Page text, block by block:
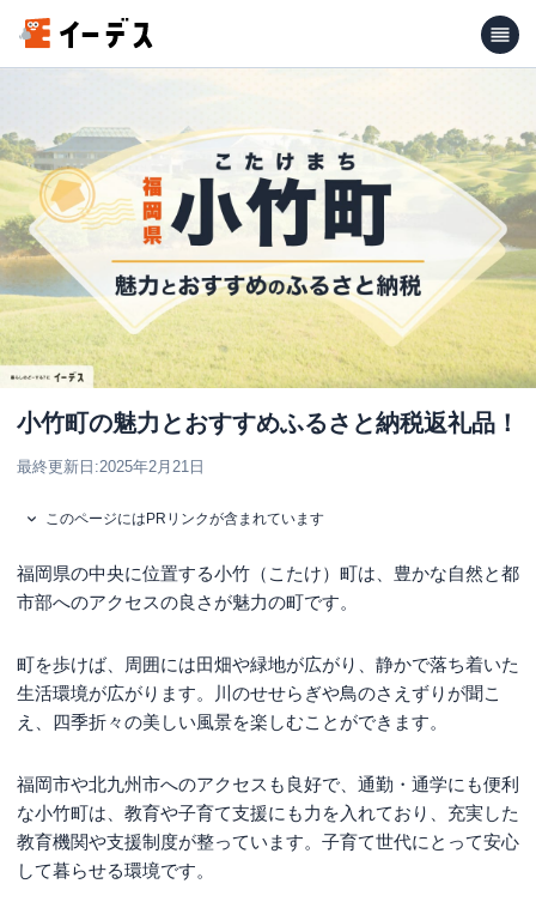
小竹町の魅力とおすすめふるさと納税返礼品！
最終更新日:2025年2月21日
このページにはPRリンクが含まれています
福岡県の中央に位置する小竹（こたけ）町は、豊かな自然と都
市部へのアクセスの良さが魅力の町です。
町を歩けば、周囲には田畑や緑地が広がり、静かで落ち着いた
生活環境が広がります。川のせせらぎや鳥のさえずりが聞こ
え、四季折々の美しい風景を楽しむことができます。
福岡市や北九州市へのアクセスも良好で、通勤・通学にも便利
な小竹町は、教育や子育て支援にも力を入れており、充実した
教育機関や支援制度が整っています。子育て世代にとって安心
して暮らせる環境です。